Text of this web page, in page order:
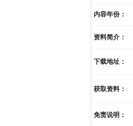
内容年份：
资料简介：
下载地址：
获取资料：
免责说明：